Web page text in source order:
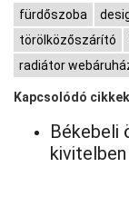
fürdőszoba
törölközőszárító
radiátor
Kapcsolódó
Békebeli